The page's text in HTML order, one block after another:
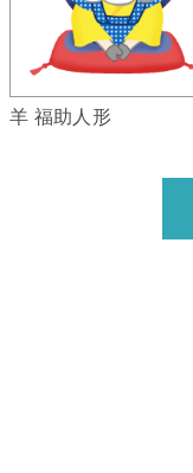
羊 福助人形